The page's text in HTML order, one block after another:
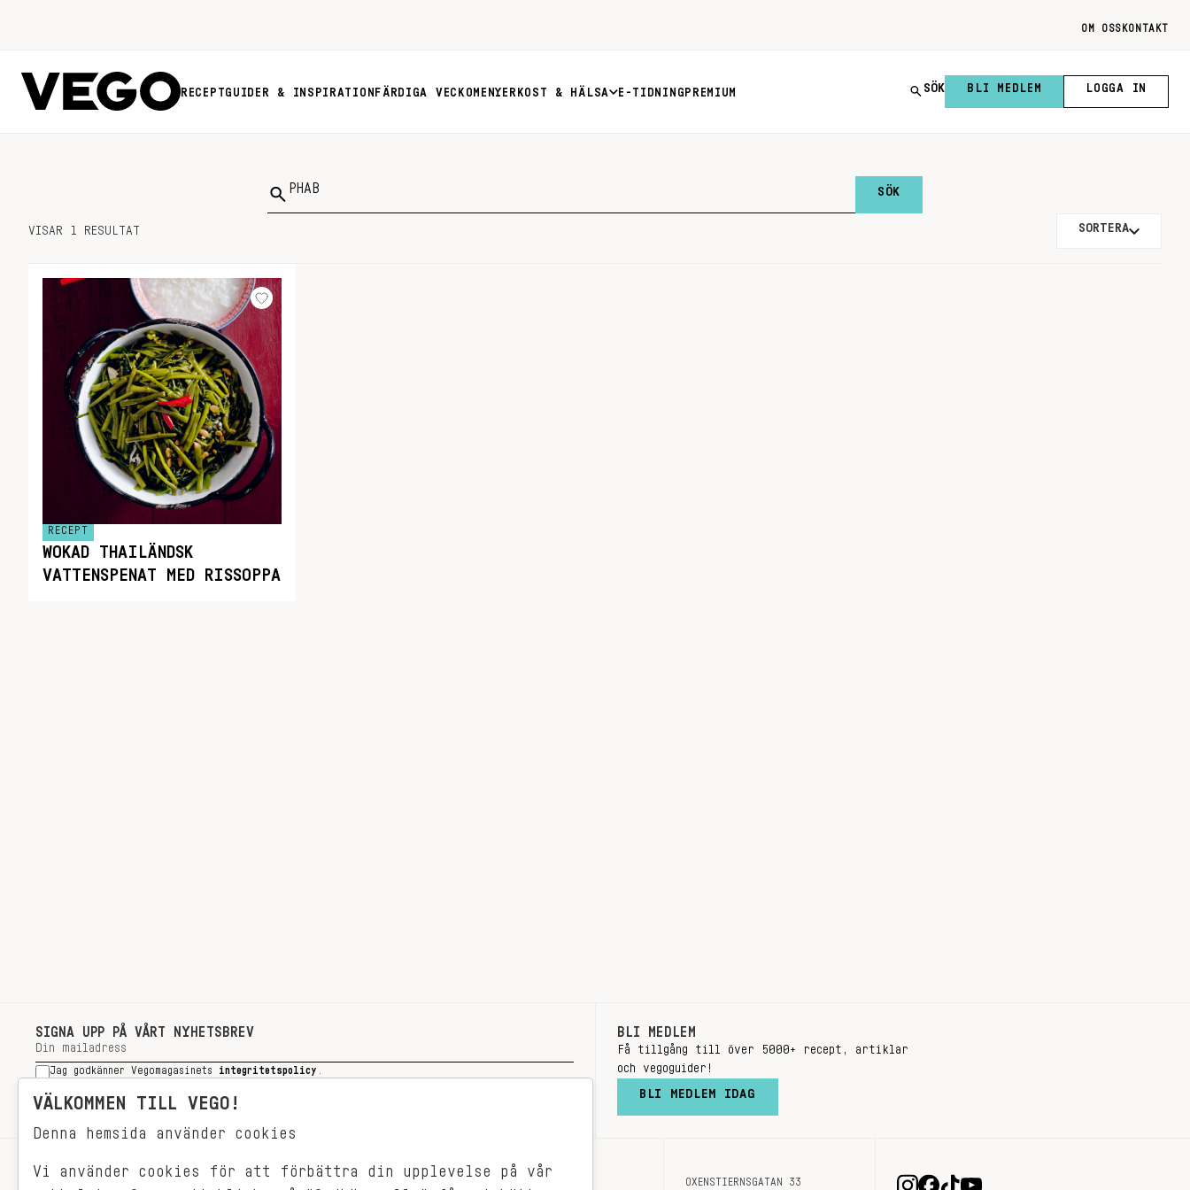
OM OSS KONTAKT
RECEPTGUIDER & INSPIRATION FÄRDIGA VECKOMENYER KOST & HÄLSA E-TIDNING PREMIUM SÖK BLI MEDLEM LOGGA IN
Sök
VISAR 1 RESULTAT SORTERA
RECEPT
WOKAD THAILÄNDSK
VATTENSPENAT MED RISSOPPA
SIGNA UPP PÅ VÅRT NYHETSBREV
Jag godkänner Vegomagasinets integritetspolicy
SIGNA UPP
BLI MEDLEM
Få tillgång till över 5000+ recept, artiklar
och vegoguider!
BLI MEDLEM IDAG
RECEPT OM OSS OXENSTIERNSGATAN 33
VÄLKOMMEN TILL VEGO!
Denna hemsida använder cookies
Vi använder cookies för att förbättra din upplevelse på vår